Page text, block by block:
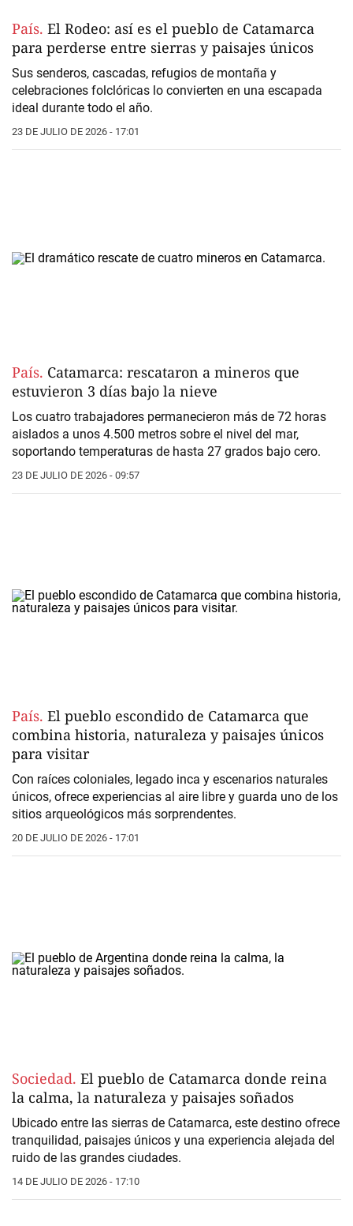
País. El Rodeo: así es el pueblo de Catamarca
para perderse entre sierras y paisajes únicos
Sus senderos, cascadas, refugios de montaña y
celebraciones folclóricas lo convierten en una escapada
ideal durante todo el año.
23 DE JULIO DE 2026 - 17:01
País. Catamarca: rescataron a mineros que
estuvieron 3 días bajo la nieve
Los cuatro trabajadores permanecieron más de 72 horas
aislados a unos 4.500 metros sobre el nivel del mar,
soportando temperaturas de hasta 27 grados bajo cero.
23 DE JULIO DE 2026 - 09:57
País. El pueblo escondido de Catamarca que
combina historia, naturaleza y paisajes únicos
para visitar
Con raíces coloniales, legado inca y escenarios naturales
únicos, ofrece experiencias al aire libre y guarda uno de los
sitios arqueológicos más sorprendentes.
20 DE JULIO DE 2026 - 17:01
Sociedad. El pueblo de Catamarca donde reina
la calma, la naturaleza y paisajes soñados
Ubicado entre las sierras de Catamarca, este destino ofrece
tranquilidad, paisajes únicos y una experiencia alejada del
ruido de las grandes ciudades.
14 DE JULIO DE 2026 - 17:10